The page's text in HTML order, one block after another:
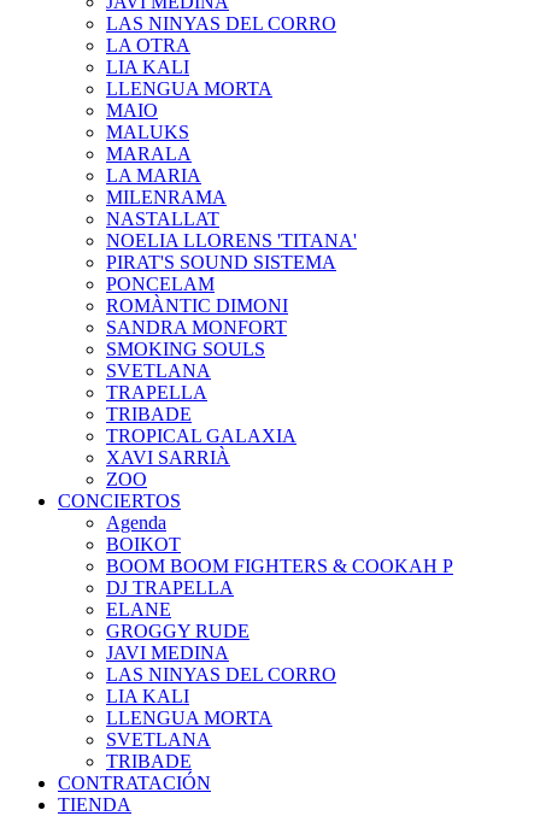
LAS NINYAS DEL CORRO
LA OTRA
LIA KALI
LLENGUA MORTA
MAIO
MALUKS
MARALA
LA MARIA
MILENRAMA
NASTALLAT
NOELIA LLORENS 'TITANA'
PIRAT'S SOUND SISTEMA
PONCELAM
ROMÀNTIC DIMONI
SANDRA MONFORT
SMOKING SOULS
SVETLANA
TRAPELLA
TRIBADE
TROPICAL GALAXIA
XAVI SARRIÀ
ZOO
CONCIERTOS
Agenda
BOIKOT
BOOM BOOM FIGHTERS & COOKAH P
DJ TRAPELLA
ELANE
GROGGY RUDE
JAVI MEDINA
LAS NINYAS DEL CORRO
LIA KALI
LLENGUA MORTA
SVETLANA
TRIBADE
CONTRATACIÓN
TIENDA